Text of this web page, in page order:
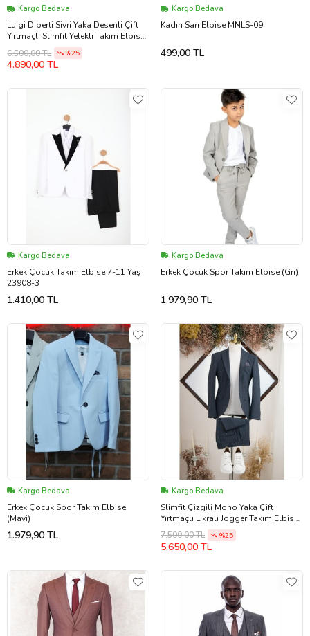
Kargo Bedava
Luigi Diberti Sivri Yaka Desenli Çift
Yırtmaçlı Slimfit Yelekli Takım Elbise
(Lacivert)
6.500,00 TL %25
4.890,00 TL
Kargo Bedava
Kadın Sarı Elbise MNLS-09
499,00 TL
Kargo Bedava
Erkek Çocuk Takım Elbise 7-11 Yaş
23908-3
1.410,00 TL
Kargo Bedava
Erkek Çocuk Spor Takım Elbise (Gri)
1.979,90 TL
Kargo Bedava
Erkek Çocuk Spor Takım Elbise
(Mavi)
1.979,90 TL
Kargo Bedava
Slimfit Çizgili Mono Yaka Çift
Yırtmaçlı Likralı Jogger Takım Elbise
(Lacivert)
7.500,00 TL %25
5.650,00 TL